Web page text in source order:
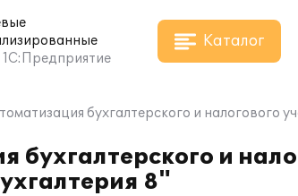
1С:Предприятие
Каталог
бухгалтерского и налогового
бухгалтерского и
8"